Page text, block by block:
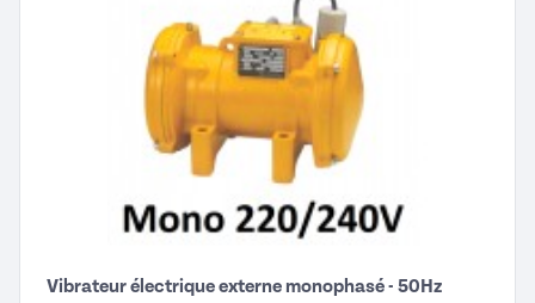
Vibrateur électrique externe monophasé - 50Hz